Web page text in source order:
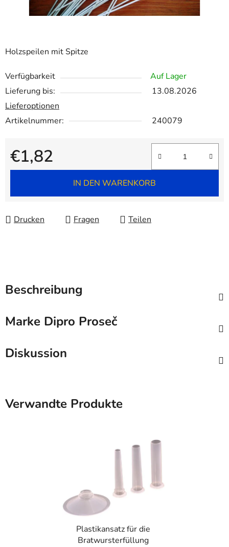
Holzspeilen mit Spitze
Verfügbarkeit
Auf Lager
Lieferung bis:
13.08.2026
Lieferoptionen
Artikelnummer:
240079
€1,82
Verkaufspreis:
IN DEN WARENKORB
Drucken Fragen Teilen
Beschreibung
Marke Dipro Proseč
Diskussion
Verwandte Produkte
Plastikansatz für die
Bratwursterfüllung